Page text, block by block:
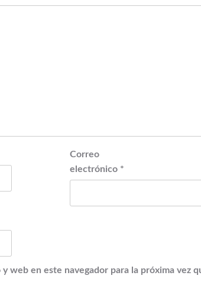
Correo
electrónico *
web en este navegador para la próxima vez